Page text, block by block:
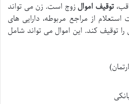
توقیف اموالزوج است. زن می تواند
استعلام از مراجع مربوطه، دارایی های
توقیف کند. این اموال می تواند شامل